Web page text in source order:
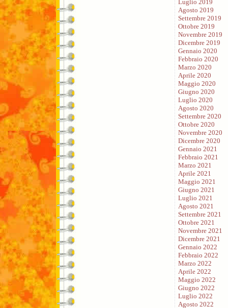
Luglio 2019
Agosto 2019
Settembre 2019
Ottobre 2019
Novembre 2019
Dicembre 2019
Gennaio 2020
Febbraio 2020
Marzo 2020
Aprile 2020
Maggio 2020
Giugno 2020
Luglio 2020
Agosto 2020
Settembre 2020
Ottobre 2020
Novembre 2020
Dicembre 2020
Gennaio 2021
Febbraio 2021
Marzo 2021
Aprile 2021
Maggio 2021
Giugno 2021
Luglio 2021
Agosto 2021
Settembre 2021
Ottobre 2021
Novembre 2021
Dicembre 2021
Gennaio 2022
Febbraio 2022
Marzo 2022
Aprile 2022
Maggio 2022
Giugno 2022
Luglio 2022
Agosto 2022